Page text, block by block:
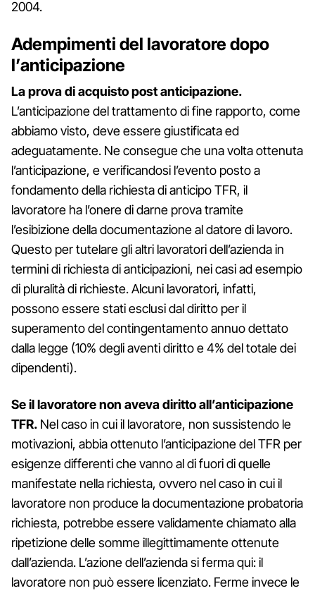
2004.
Adempimenti del lavoratore dopo
l’anticipazione
La prova di acquisto post anticipazione.
L’anticipazione del trattamento di fine rapporto, come
abbiamo visto, deve essere giustificata ed
adeguatamente. Ne consegue che una volta ottenuta
l’anticipazione, e verificandosi l’evento posto a
fondamento della richiesta di anticipo TFR, il
lavoratore ha l’onere di darne prova tramite
l’esibizione della documentazione al datore di lavoro.
Questo per tutelare gli altri lavoratori dell’azienda in
termini di richiesta di anticipazioni, nei casi ad esempio
di pluralità di richieste. Alcuni lavoratori, infatti,
possono essere stati esclusi dal diritto per il
superamento del contingentamento annuo dettato
dalla legge (10% degli aventi diritto e 4% del totale dei
dipendenti).
Se il lavoratore non aveva diritto all’anticipazione
TFR. Nel caso in cui il lavoratore, non sussistendo le
motivazioni, abbia ottenuto l’anticipazione del TFR per
esigenze differenti che vanno al di fuori di quelle
manifestate nella richiesta, ovvero nel caso in cui il
lavoratore non produce la documentazione probatoria
richiesta, potrebbe essere validamente chiamato alla
ripetizione delle somme illegittimamente ottenute
dall’azienda. L’azione dell’azienda si ferma qui: il
lavoratore non può essere licenziato. Ferme invece le